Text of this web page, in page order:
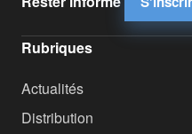
Rubriques
Actualités
Distribution